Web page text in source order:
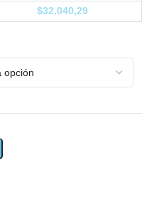
$32.040,29